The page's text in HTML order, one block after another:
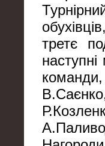
третє